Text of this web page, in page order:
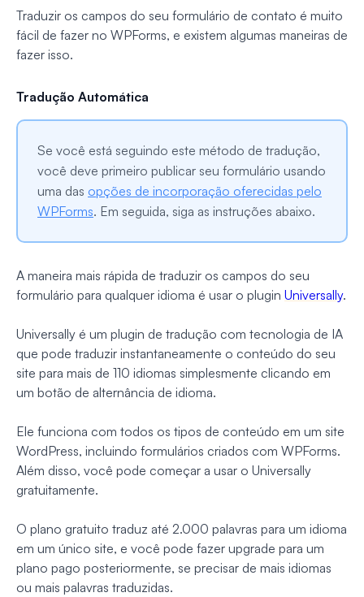
Traduzir os campos do seu formulário de contato é muito
fácil de fazer no WPForms, e existem algumas maneiras de
fazer isso.
Tradução Automática
Se você está seguindo este método de tradução,
você deve primeiro publicar seu formulário usando
uma das opções de incorporação oferecidas pelo
WPForms. Em seguida, siga as instruções abaixo.
A maneira mais rápida de traduzir os campos do seu
formulário para qualquer idioma é usar o plugin Universally.
Universally é um plugin de tradução com tecnologia de IA
que pode traduzir instantaneamente o conteúdo do seu
site para mais de 110 idiomas simplesmente clicando em
um botão de alternância de idioma.
Ele funciona com todos os tipos de conteúdo em um site
WordPress, incluindo formulários criados com WPForms.
Além disso, você pode começar a usar o Universally
gratuitamente.
O plano gratuito traduz até 2.000 palavras para um idioma
em um único site, e você pode fazer upgrade para um
plano pago posteriormente, se precisar de mais idiomas
ou mais palavras traduzidas.